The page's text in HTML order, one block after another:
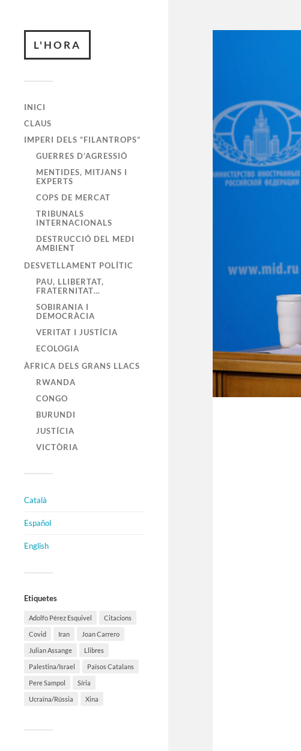
L'HORA
INICI
CLAUS
IMPERI DELS “FILANTROPS”
GUERRES D’AGRESSIÓ
MENTIDES, MITJANS I
EXPERTS
COPS DE MERCAT
TRIBUNALS
INTERNACIONALS
DESTRUCCIÓ DEL MEDI
AMBIENT
DESVETLLAMENT POLÍTIC
PAU, LLIBERTAT,
FRATERNITAT…
SOBIRANIA I
DEMOCRÀCIA
VERITAT I JUSTÍCIA
ECOLOGIA
ÀFRICA DELS GRANS LLACS
RWANDA
CONGO
BURUNDI
JUSTÍCIA
VICTÒRIA
Català
Español
English
Etiquetes
Adolfo Pérez Esquivel Citacions
Covid Iran Joan Carrero
Julian Assange Llibres
Palestina/Israel Països Catalans
Pere Sampol Síria
Ucraïna/Rússia Xina